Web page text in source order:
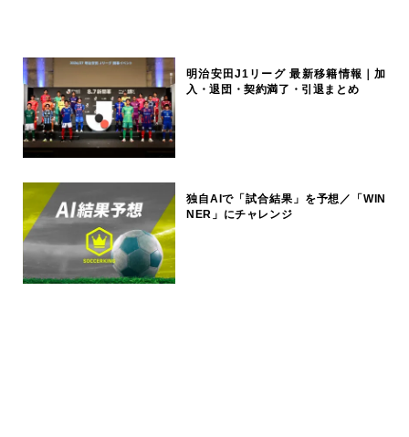
明治安田J1リーグ 最新移籍情報｜加
入・退団・契約満了・引退まとめ
独自AIで「試合結果」を予想／「WIN
NER」にチャレンジ